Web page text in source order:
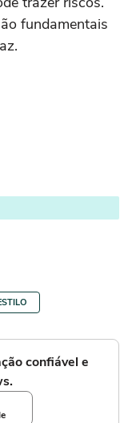
fundamentais
confiável e